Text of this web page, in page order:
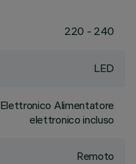
220 - 240
LED
Elettronico Alimentatore
elettronico incluso
Remoto